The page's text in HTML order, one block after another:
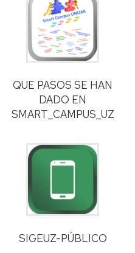
QUE PASOS SE HAN
DADO EN
SMART_CAMPUS_UZ
SIGEUZ-PÚBLICO